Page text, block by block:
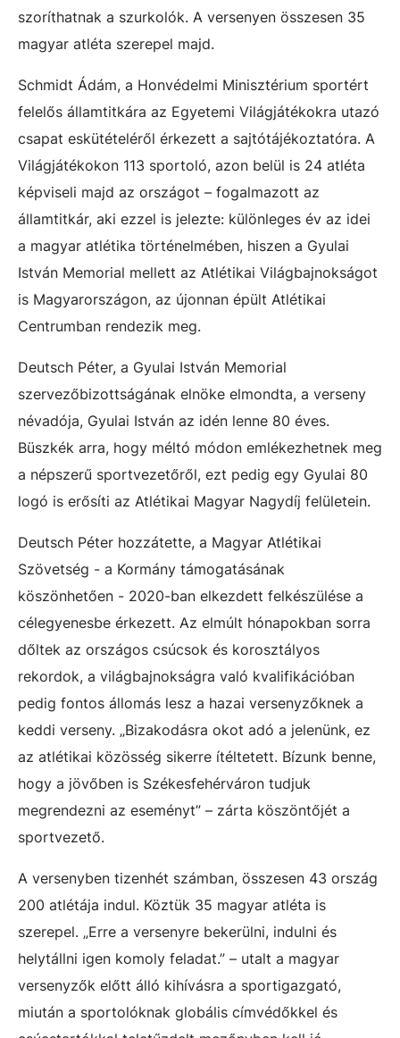
szoríthatnak a szurkolók. A versenyen összesen 35
magyar atléta szerepel majd.
Schmidt Ádám, a Honvédelmi Minisztérium sportért
felelős államtitkára az Egyetemi Világjátékokra utazó
csapat eskütételéről érkezett a sajtótájékoztatóra. A
Világjátékokon 113 sportoló, azon belül is 24 atléta
képviseli majd az országot – fogalmazott az
államtitkár, aki ezzel is jelezte: különleges év az idei
a magyar atlétika történelmében, hiszen a Gyulai
István Memorial mellett az Atlétikai Világbajnokságot
is Magyarországon, az újonnan épült Atlétikai
Centrumban rendezik meg.
Deutsch Péter, a Gyulai István Memorial
szervezőbizottságának elnöke elmondta, a verseny
névadója, Gyulai István az idén lenne 80 éves.
Büszkék arra, hogy méltó módon emlékezhetnek meg
a népszerű sportvezetőről, ezt pedig egy Gyulai 80
logó is erősíti az Atlétikai Magyar Nagydíj felületein.
Deutsch Péter hozzátette, a Magyar Atlétikai
Szövetség - a Kormány támogatásának
köszönhetően - 2020-ban elkezdett felkészülése a
célegyenesbe érkezett. Az elmúlt hónapokban sorra
dőltek az országos csúcsok és korosztályos
rekordok, a világbajnokságra való kvalifikációban
pedig fontos állomás lesz a hazai versenyzőknek a
keddi verseny. „Bizakodásra okot adó a jelenünk, ez
az atlétikai közösség sikerre ítéltetett. Bízunk benne,
hogy a jövőben is Székesfehérváron tudjuk
megrendezni az eseményt” – zárta köszöntőjét a
sportvezető.
A versenyben tizenhét számban, összesen 43 ország
200 atlétája indul. Köztük 35 magyar atléta is
szerepel. „Erre a versenyre bekerülni, indulni és
helytállni igen komoly feladat.” – utalt a magyar
versenyzők előtt álló kihívásra a sportigazgató,
miután a sportolóknak globális címvédőkkel és